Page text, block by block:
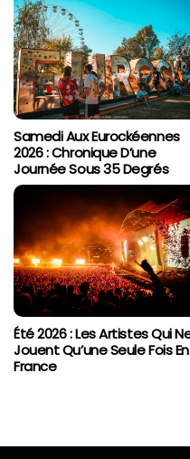
Samedi Aux Eurockéennes
2026 : Chronique D’une
Journée Sous 35 Degrés
Été 2026 : Les Artistes Qui
Jouent Qu’une Seule Fois En
France